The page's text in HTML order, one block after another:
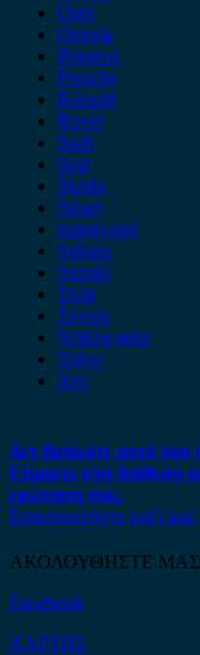
Opel
Omoda
Peugeot
Porsche
Renault
Rover
Saab
Seat
Skoda
Smart
ssangyong
Subaru
Suzuki
Tesla
Toyota
Volkswagen
Volvo
Xev
Δεν βρήκατε αυτό που
Είμαστε στη διάθεση
ερώτηση σας.
Επικοινωνήστε μαζί μας
ΑΚΟΛΟΥΘΗΣΤΕ ΜΑΣ
Facebook
ΧΑΡΤΗΣ